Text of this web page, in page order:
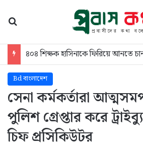
Bd বাংলাদেশ
সেনা কর্মকর্তারা
পুলিশ গ্রেপ্তার করে
চিফ প্রসিকিউটর